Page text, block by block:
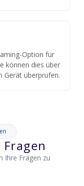
Option für
können dies über
Gerät überprüfen.
Ihre Fragen zu